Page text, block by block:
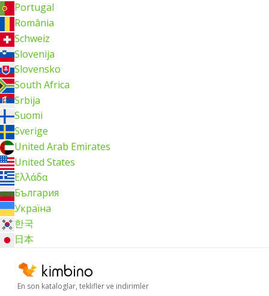
Portugal
România
Schweiz
Slovenija
Slovensko
South Africa
Srbija
Suomi
Sverige
United Arab Emirates
United States
Ελλάδα
България
Україна
한국
日本
En son kataloglar, teklifler ve indirimler